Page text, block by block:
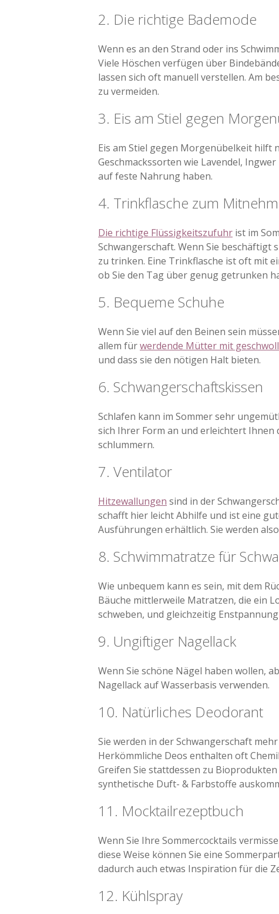
2. Die richtige Bademode
Wenn es an den Strand oder ins
Viele Höschen verfügen über
lassen sich oft manuell verstellen. Am
zu vermeiden.
3. Eis am Stiel gegen
Eis am Stiel gegen Morgenübelkeit hilft
Geschmackssorten wie Lavendel,
auf feste Nahrung haben.
4. Trinkflasche zum
Die richtige Flüssigkeitszufuhr ist im
Schwangerschaft. Wenn Sie beschäftigt
zu trinken. Eine Trinkflasche ist oft mit
ob Sie den Tag über genug getrunken
5. Bequeme Schuhe
Wenn Sie viel auf den Beinen sein
allem fürwerdende Mütter mit
und dass sie den nötigen Halt bieten.
6. Schwangerschaftskissen
Schlafen kann im Sommer sehr
sich Ihrer Form an und erleichtert Ihnen
schlummern.
7. Ventilator
Hitzewallungen sind in der
schafft hier leicht Abhilfe und ist eine
Ausführungen erhältlich. Sie werden
8. Schwimmatratze für
Wie unbequem kann es sein, mit dem
Bäuche mittlerweile Matratzen, die ein
schweben, und gleichzeitig
9. Ungiftiger Nagellack
Wenn Sie schöne Nägel haben wollen,
Nagellack auf Wasserbasis verwenden.
10. Natürliches Deodorant
Sie werden in der Schwangerschaft
Herkömmliche Deos enthalten oft
Greifen Sie stattdessen zu
synthetische Duft- & Farbstoffe
11. Mocktailrezeptbuch
Wenn Sie Ihre Sommercocktails
diese Weise können Sie eine
dadurch auch etwas Inspiration für die
12. Kühlspray